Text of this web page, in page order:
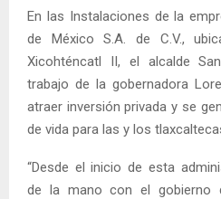
En las Instalaciones de la
de México S.A. de C.V.,
Xicohténcatl II, el alcalde
trabajo de la gobernadora
atraer inversión privada y se
de vida para las y los
“Desde el inicio de esta
de la mano con el gobierno